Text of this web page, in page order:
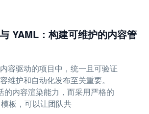
YAML：构建可维护的内容管
容驱动的项目中，统一且可验证
维护和自动化发布至关重要。
的内容渲染能力，而采用严格的
板，可以让团队共